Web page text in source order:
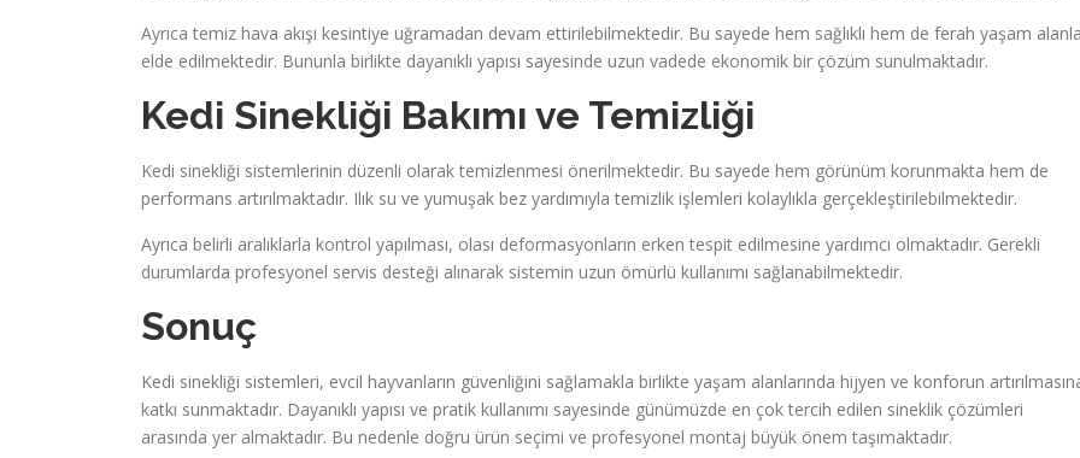
Ayrıca temiz hava akışı kesintiye uğramadan devam ettirilebilmektedir. Bu sayede hem sağlıklı hem de ferah yaşam
elde edilmektedir. Bununla birlikte dayanıklı yapısı sayesinde uzun vadede ekonomik bir çözüm sunulmaktadır.
Kedi Sinekliği Bakımı ve Temizliği
Kedi sinekliği sistemlerinin düzenli olarak temizlenmesi önerilmektedir. Bu sayede hem görünüm korunmakta hem de
performans artırılmaktadır. Ilık su ve yumuşak bez yardımıyla temizlik işlemleri kolaylıkla gerçekleştirilebilmektedir.
Ayrıca belirli aralıklarla kontrol yapılması, olası deformasyonların erken tespit edilmesine yardımcı olmaktadır. Gerekli
durumlarda profesyonel servis desteği alınarak sistemin uzun ömürlü kullanımı sağlanabilmektedir.
Sonuç
Kedi sinekliği sistemleri, evcil hayvanların güvenliğini sağlamakla birlikte yaşam alanlarında hijyen ve konforun
katkı sunmaktadır. Dayanıklı yapısı ve pratik kullanımı sayesinde günümüzde en çok tercih edilen sineklik çözümleri
arasında yer almaktadır. Bu nedenle doğru ürün seçimi ve profesyonel montaj büyük önem taşımaktadır.